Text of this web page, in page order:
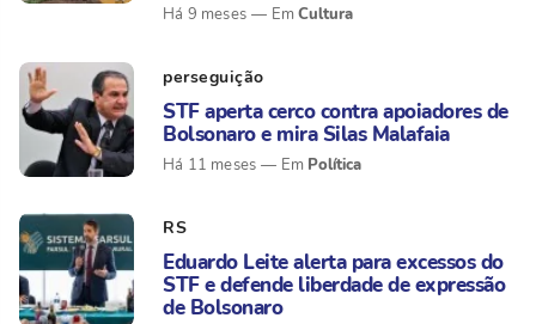
Há 9 meses Cultura
perseguição
STF aperta cerco contra apoiadores de
Bolsonaro e mira Silas Malafaia
Há 11 meses Política
RS
Eduardo Leite alerta para excessos do
STF e defende liberdade de expressão
de Bolsonaro